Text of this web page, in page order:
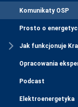
Komunikaty OSP
Prosto o
Jak funkcjonuje
Opracowania
Podcast
Elektroenergetyka